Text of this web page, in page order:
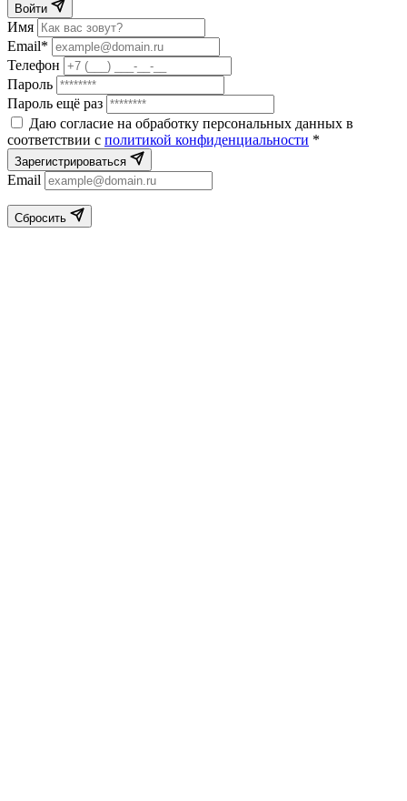
Войти
Имя
Email*
Телефон
Пароль
Пароль ещё раз
Даю согласие на обработку персональных данных в
соответствии с политикой конфиденциальности *
Зарегистрироваться
Email
Сбросить